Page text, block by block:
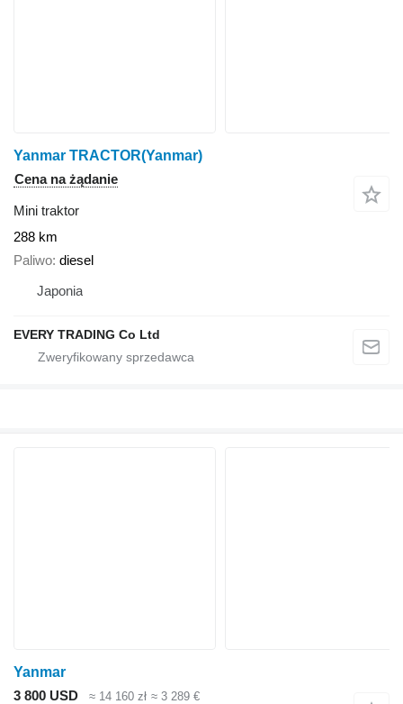
Yanmar TRACTOR(Yanmar)
Cena na żądanie
Mini traktor
288 km
Paliwo diesel
Japonia
EVERY TRADING Co Ltd
Yanmar
3 800 USD
≈ 14 160 zł ≈ 3 289 €